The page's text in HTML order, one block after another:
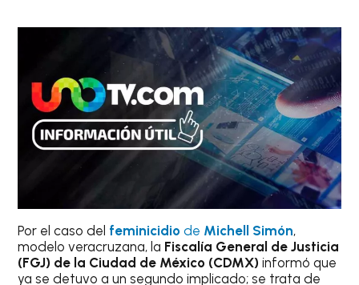
Por el caso del feminicidio de Michell Simón,
modelo veracruzana, la Fiscalía General de Justicia
(FGJ) de la Ciudad de México (CDMX) informó que
ya se detuvo a un segundo implicado; se trata de